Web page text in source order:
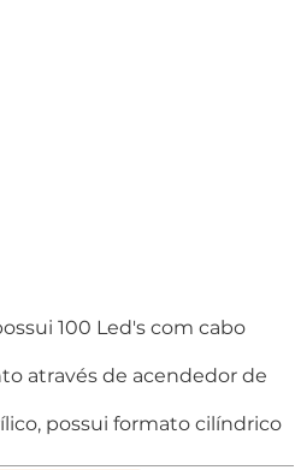
100 Led's com cabo
através de acendedor de
possui formato cilíndrico